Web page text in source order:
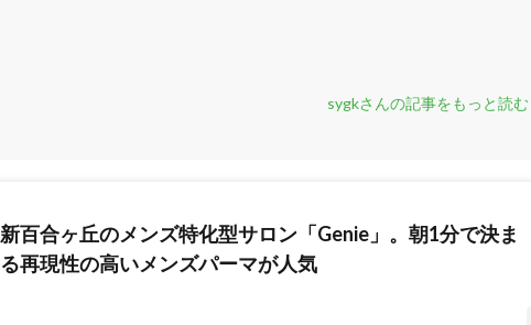
sygkさんの記事をもっと読む
新百合ヶ丘のメンズ特化型サロン「Genie」。朝1分で決ま
る再現性の高いメンズパーマが人気